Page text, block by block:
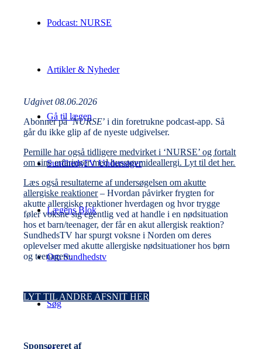
Podcast: NURSE
Artikler & Nyheder
Gå til lægen
SundhedsTV Undersøger
Lægens Blok
Om Sundhedstv
Søg
Udgivet 08.06.2026
Abonner på ’NURSE’ i din foretrukne podcast-app. Så
går du ikke glip af de nyeste udgivelser.
Pernille har også tidligere medvirket i ‘NURSE’ og fortalt
om sine erfaringer med husstøvmideallergi. Lyt til det her.
Læs også resultaterne af undersøgelsen om akutte
allergiske reaktioner –Hvordan påvirker frygten for
akutte allergiske reaktioner hverdagen og hvor trygge
føler voksne sig egentlig ved at handle i en nødsituation
hos et barn/teenager, der får en akut allergisk reaktion?
SundhedsTV har spurgt voksne i Norden om deres
oplevelser med akutte allergiske nødsituationer hos børn
og teenagere.
LYT TIL ANDRE AFSNIT HER
Sponsoreret af